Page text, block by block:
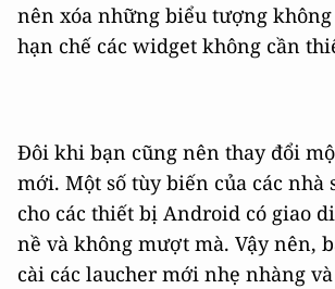
nên xóa những biểu tượng
hạn chế các widget không cần
Đôi khi bạn cũng nên thay đổi
mới. Một số tùy biến của các nhà
cho các thiết bị Android có giao
nề và không mượt mà. Vậy nên,
cài các laucher mới nhẹ nhàng